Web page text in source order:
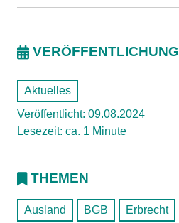
VERÖFFENTLICHUNG
Aktuelles
Veröffentlicht: 09.08.2024
Lesezeit: ca. 1 Minute
THEMEN
Ausland BGB Erbrecht